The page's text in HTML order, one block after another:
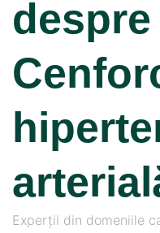
Experții din domeniile